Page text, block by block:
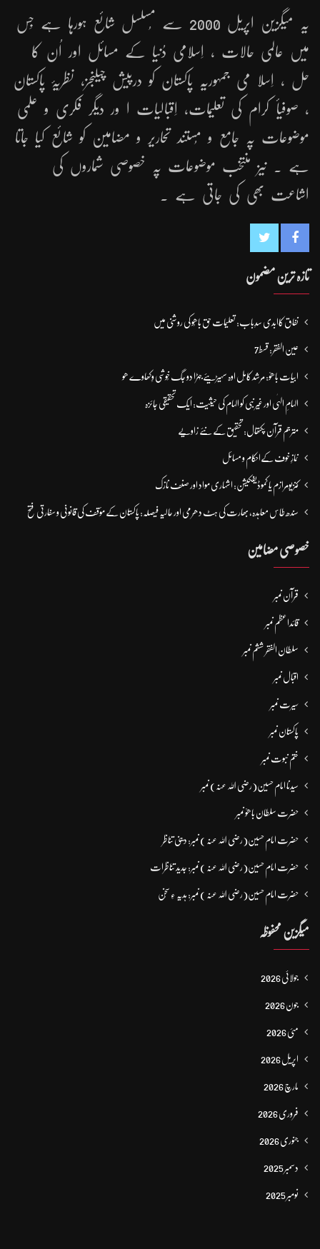
یہ میگزین اپریل 2000 سے مُسلسل شائع ہورہا ہے جِس
میں عالمی حالات ، اِسلامی دُنیا کے مسائل اور اُن کا
حل ، اِسلا می جمہوریّہ پاکستان کو درپیش چیلنجز، نظریۂ پاکستان
، صوفیأ کرام کی تعلیمات، اِقبالیات ا ور دیگر فکری و علمی
موضوعات پہ جامع و مُستند تحاریر و مضامین کو شائع کیا جاتا
ہے ۔ نیز منتخب موضوعات پہ خصوصی شماروں کی
اشاعت بھی کی جاتی ہے ۔
تازہ ترین مضمون
نفاق کاابدی سدِباب: تعلیمات حق باھُو کی روشنی میں
عین الفقر: قسط7
ابیات باھوؒ: مُرشد کامِل اوہ سہیڑیئے جہڑا دو جگ خُوشی وِکھاوے ھو
الہامِ الہٰی اور غیر نبی کو الہام کی حیثیت: ایک تحقیقی جائزہ
مترجم قرآن پکتھال: تحقیق کے نئے زاویے
نمازِ خوف کےاحکام و مسائل
کنزیومرازم یا کموڈیفکیشن: اشہاری مواد اور صنف نازک
سندھ طاس معاہدہ، بھارت کی ہٹ دھرمی اور حالیہ فیصلہ: پاکستان کے مؤقف کی قانونی و سفارتی فتح
خصوصی مضامین
قرآن نمبر
قائداعظم نمبر
سلطان الفقر ششم نمبر
اقبال نمبر
سیرت نمبر
پاکستان نمبر
ختم نبوت نمبر
سیدنا امام حسین(رضی اللہ عنہ) نمبر
حضرت سلطان باھوؒ نمبر
حضرت امام حسین(رضی اللہ عنہ ) نمبر: دینی تناظر
حضرت امام حسین(رضی اللہ عنہ ) نمبر: جدید تناظرات
حضرت امام حسین(رضی اللہ عنہ ) نمبر: ہدیہ ءِ سُخن
میگزین محفوظہ
جولائی 2026
جون 2026
مئی 2026
اپریل 2026
مارچ 2026
فروری 2026
جنوری 2026
دسمبر 2025
نومبر 2025